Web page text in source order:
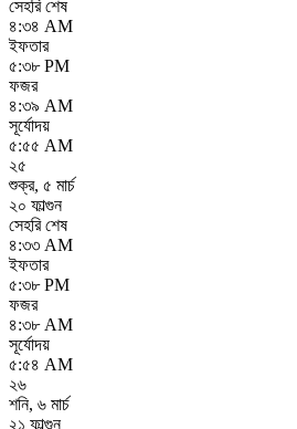
সেহরি শেষ
৪:৩৪ AM
ইফতার
৫:৩৮ PM
ফজর
৪:৩৯ AM
সূর্যোদয়
৫:৫৫ AM
২৫
শুক্র, ৫ মার্চ
২০ ফাল্গুন
সেহরি শেষ
৪:৩৩ AM
ইফতার
৫:৩৮ PM
ফজর
৪:৩৮ AM
সূর্যোদয়
৫:৫৪ AM
২৬
শনি, ৬ মার্চ
২১ ফাল্গুন